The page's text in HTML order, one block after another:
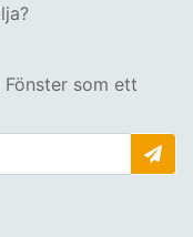
som ett